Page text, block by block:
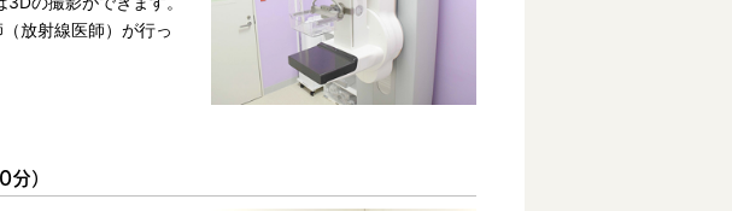
放射線医師）が行っ
）